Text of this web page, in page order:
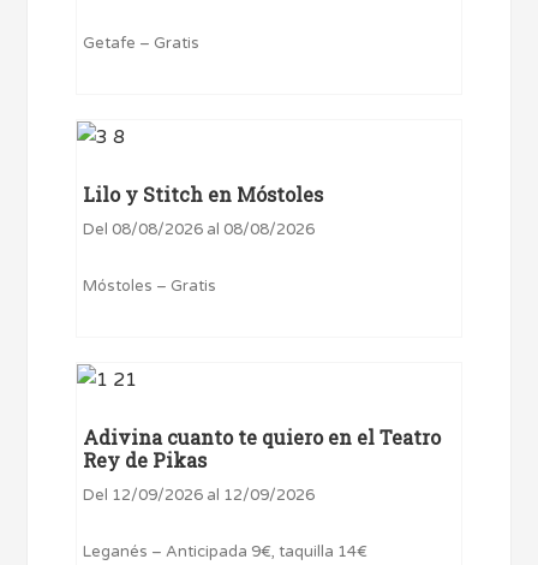
Getafe – Gratis
Lilo y Stitch en Móstoles
Del 08/08/2026 al 08/08/2026
Móstoles – Gratis
Adivina cuanto te quiero en el Teatro
Rey de Pikas
Del 12/09/2026 al 12/09/2026
Leganés – Anticipada 9€, taquilla 14€